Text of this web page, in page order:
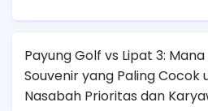
Payung Golf vs Lipat 3:
Souvenir yang Paling Cocok
Nasabah Prioritas dan